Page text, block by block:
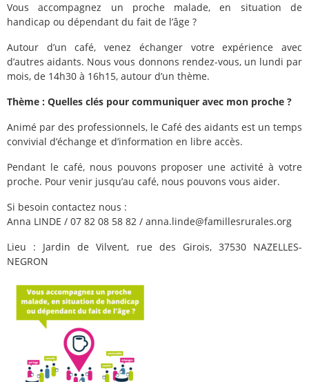
Vous accompagnez un proche malade, en situation de
handicap ou dépendant du fait de l’âge ?
Autour d’un café, venez échanger votre expérience avec
d’autres aidants. Nous vous donnons rendez-vous, un lundi par
mois, de 14h30 à 16h15, autour d’un thème.
Thème : Quelles clés pour communiquer avec mon proche ?
Animé par des professionnels, le Café des aidants est un temps
convivial d’échange et d’information en libre accès.
Pendant le café, nous pouvons proposer une activité à votre
proche. Pour venir jusqu’au café, nous pouvons vous aider.
Si besoin contactez nous :
Anna LINDE / 07 82 08 58 82 / anna.linde@famillesrurales.org
Lieu : Jardin de Vilvent, rue des Girois, 37530 NAZELLES-
NEGRON